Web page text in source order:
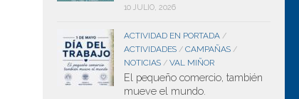
10 JULIO, 2026
ACTIVIDAD EN PORTADA /
ACTIVIDADES / CAMPAÑAS /
NOTICIAS / VAL MIÑOR
El pequeño comercio, también
mueve el mundo.